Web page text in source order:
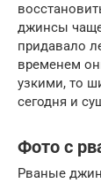
джинсы
придавало
временем
узкими, то
сегодня и
Фото с
Рваные